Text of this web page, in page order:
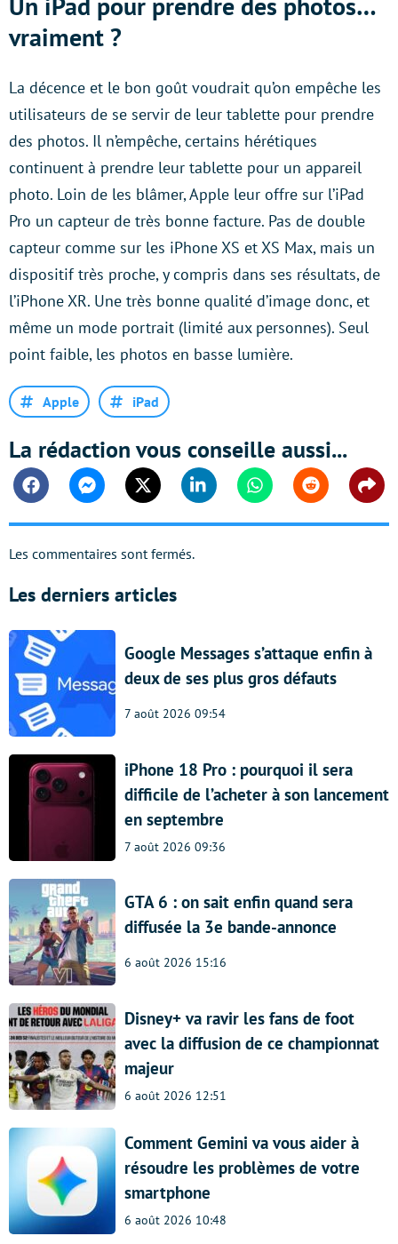
vraiment ?
La décence et le bon goût voudrait qu’on empêche les
utilisateurs de se servir de leur tablette pour prendre
des photos. Il n’empêche, certains hérétiques
continuent à prendre leur tablette pour un appareil
photo. Loin de les blâmer, Apple leur offre sur l’iPad
Pro un capteur de très bonne facture. Pas de double
capteur comme sur les iPhone XS et XS Max, mais un
dispositif très proche, y compris dans ses résultats, de
l’iPhone XR. Une très bonne qualité d’image donc, et
même un mode portrait (limité aux personnes). Seul
point faible, les photos en basse lumière.
Apple iPad
La rédaction vous conseille aussi...
FacebookMessengerTwitter Linkedin WhatsappReddit
Les commentaires sont fermés.
Les derniers articles
Google Messages s’attaque enfin à
deux de ses plus gros défauts
7 août 2026 09:54
iPhone 18 Pro : pourquoi il sera
difficile de l’acheter à son lancement
en septembre
7 août 2026 09:36
GTA 6 : on sait enfin quand sera
diffusée la 3e bande-annonce
6 août 2026 15:16
Disney+ va ravir les fans de foot
avec la diffusion de ce championnat
majeur
6 août 2026 12:51
Comment Gemini va vous aider à
résoudre les problèmes de votre
smartphone
6 août 2026 10:48